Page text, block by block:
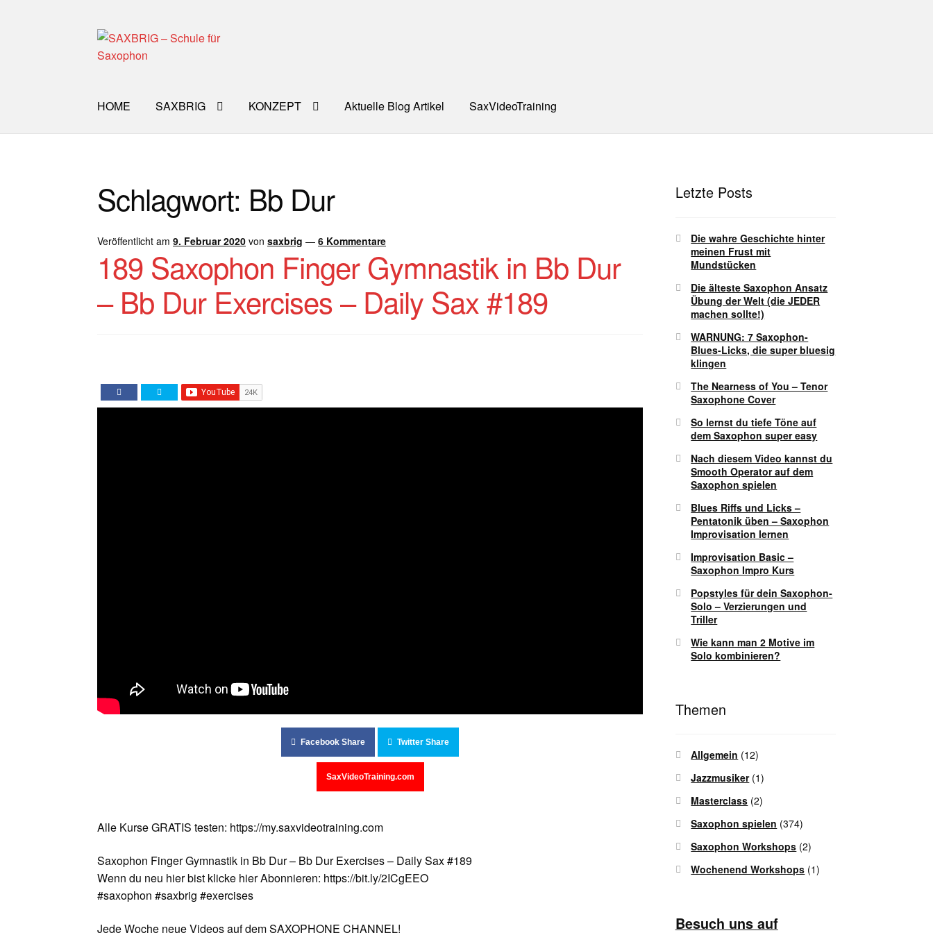
Zur
Navigation
Zum
Inhalt
HOME SAXBRIG KONZEPT Aktuelle Blog Artikel SaxVideoTraining
Impro Basic – Download PDF + mp3 INFOS Unterrichtsbedingungen (AGBs)
Schlagwort: Bb Dur
Veröffentlicht am9. Februar 2020 vonsaxbrig —6 Kommentare
189 Saxophon Finger Gymnastik in Bb Dur
– Bb Dur Exercises – Daily Sax #189
Facebook Share Twitter Share
SaxVideoTraining.com
Alle Kurse GRATIS testen: https://my.saxvideotraining.com
Saxophon Finger Gymnastik in Bb Dur – Bb Dur Exercises – Daily Sax #189
Wenn du neu hier bist klicke hier Abonnieren: https://bit.ly/2ICgEEO
#saxophon #saxbrig #exercises
Jede Woche neue Videos auf dem SAXOPHONE CHANNEL!
Letzte Posts
Die wahre Geschichte hinter
meinen Frust mit
Mundstücken
Die älteste Saxophon Ansatz
Übung der Welt (die JEDER
machen sollte!)
WARNUNG: 7 Saxophon-
Blues-Licks, die super bluesig
klingen
The Nearness of You – Tenor
Saxophone Cover
So lernst du tiefe Töne auf
dem Saxophon super easy
Nach diesem Video kannst du
Smooth Operator auf dem
Saxophon spielen
Blues Riffs und Licks –
Pentatonik üben – Saxophon
Improvisation lernen
Improvisation Basic –
Saxophon Impro Kurs
Popstyles für dein Saxophon-
Solo – Verzierungen und
Triller
Wie kann man 2 Motive im
Solo kombinieren?
Themen
Allgemein (12)
Jazzmusiker(1)
Masterclass (2)
Saxophon spielen (374)
Saxophon Workshops (2)
Wochenend Workshops (1)
Besuch uns auf